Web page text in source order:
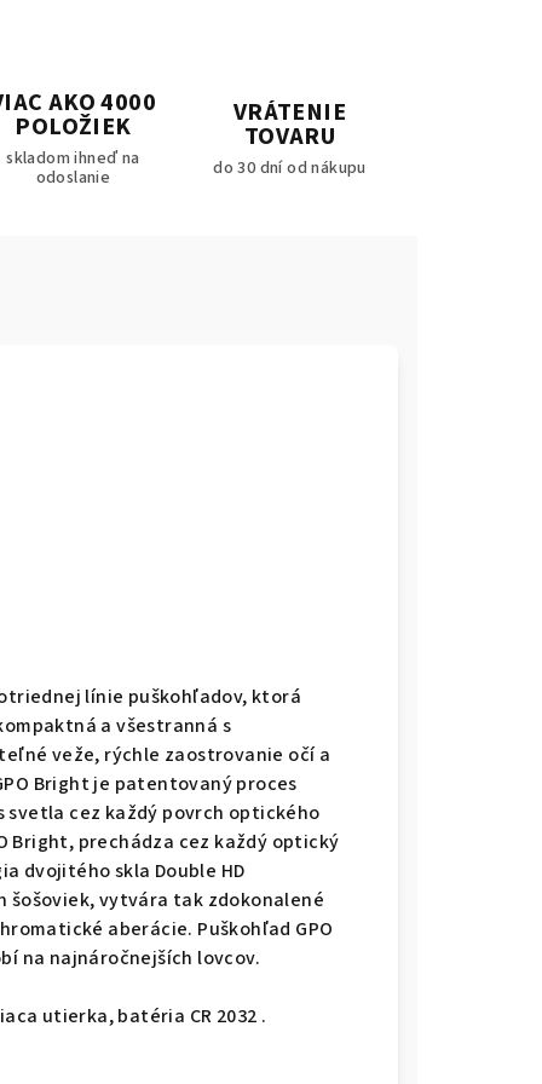
AKO 4000
POLOŽIEK
skladom ihneď na
odoslanie
VRÁTENIE
TOVARU
do 30 dní od nákupu
línie puškohľadov, ktorá
a všestranná s
veže, rýchle zaostrovanie očí a
Bright je patentovaný proces
cez každý povrch optického
Bright, prechádza cez každý optický
dvojitého skla Double HD
šošoviek, vytvára tak zdokonalené
aberácie. Puškohľad GPO
na najnáročnejších lovcov.
utierka, batéria CR 2032 .